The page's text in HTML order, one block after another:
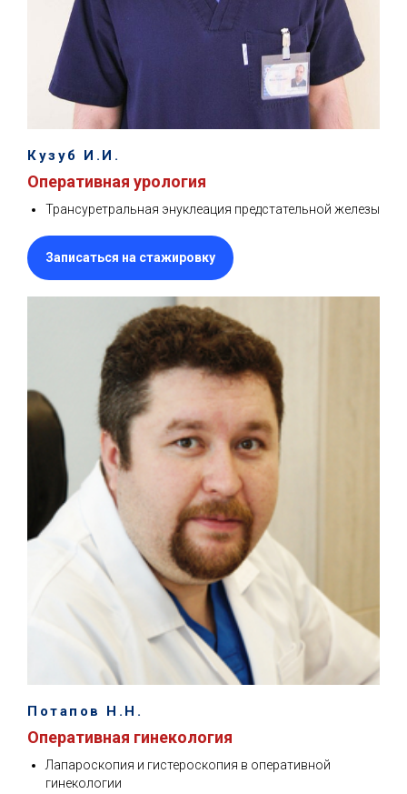
Кузуб И.И.
Оперативная урология
Трансуретральная энуклеация предстательной железы
Записаться на стажировку
Потапов Н.Н.
Оперативная гинекология
Лапароскопия и гистероскопия в оперативной
гинекологии